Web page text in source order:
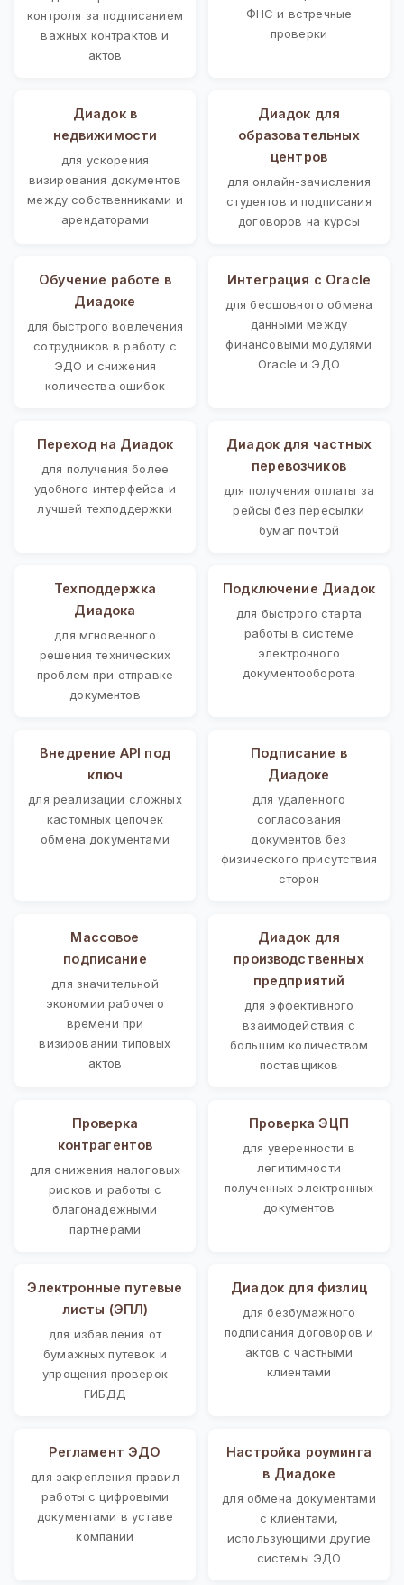
контроля за подписанием
важных контрактов и
актов
ФНС и встречные
проверки
Диадок в
недвижимости
для ускорения
визирования документов
между собственниками и
арендаторами
Диадок для
образовательных
центров
для онлайн-зачисления
студентов и подписания
договоров на курсы
Обучение работе в
Диадоке
для быстрого вовлечения
сотрудников в работу с
ЭДО и снижения
количества ошибок
Интеграция с Oracle
для бесшовного обмена
данными между
финансовыми модулями
Oracle и ЭДО
Переход на Диадок
для получения более
удобного интерфейса и
лучшей техподдержки
Диадок для частных
перевозчиков
для получения оплаты за
рейсы без пересылки
бумаг почтой
Техподдержка
Диадока
для мгновенного
решения технических
проблем при отправке
документов
Подключение Диадок
для быстрого старта
работы в системе
электронного
документооборота
Внедрение API под
ключ
для реализации сложных
кастомных цепочек
обмена документами
Подписание в
Диадоке
для удаленного
согласования
документов без
физического присутствия
сторон
Массовое
подписание
для значительной
экономии рабочего
времени при
визировании типовых
актов
Диадок для
производственных
предприятий
для эффективного
взаимодействия с
большим количеством
поставщиков
Проверка
контрагентов
для снижения налоговых
рисков и работы с
благонадежными
партнерами
Проверка ЭЦП
для уверенности в
легитимности
полученных электронных
документов
Электронные путевые
листы (ЭПЛ)
для избавления от
бумажных путевок и
упрощения проверок
ГИБДД
Диадок для физлиц
для безбумажного
подписания договоров и
актов с частными
клиентами
Регламент ЭДО
для закрепления правил
работы с цифровыми
документами в уставе
компании
Настройка роуминга
в Диадоке
для обмена документами
с клиентами,
использующими другие
системы ЭДО